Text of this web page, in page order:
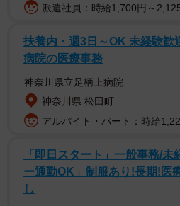
「なんとか自分に自信を持って
達の鞄を持ってあげた時…どんな
褒めた。
マジックのショーでアシスタン
たものの当てられても前に出る
ろう」。数日間悩んで、かけた
は前髪しかないの。チャンスが
派遣社員：時給1,700円～
扶養内・週3日～OK 未経験歓
病院の医療事務
神奈川県立足柄上病院
神奈川県 松田町
アルバイト・パート：時給
「即日スタート」一般事務/未
ー通勤OK」制服あり!長期!医
し